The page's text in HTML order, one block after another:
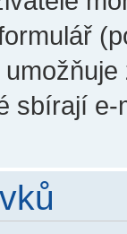
sbírají e-